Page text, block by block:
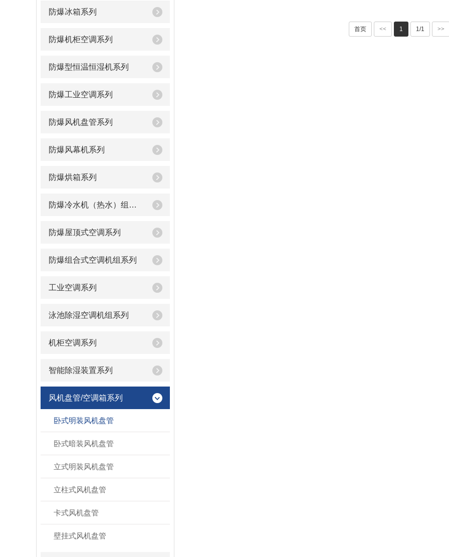
防爆冰箱系列
防爆机柜空调系列
防爆型恒温恒湿机系列
防爆工业空调系列
防爆风机盘管系列
防爆风幕机系列
防爆烘箱系列
防爆冷水机（热水）组系列
防爆屋顶式空调系列
防爆组合式空调机组系列
工业空调系列
泳池除湿空调机组系列
机柜空调系列
智能除湿装置系列
风机盘管/空调箱系列
卧式明装风机盘管
卧式暗装风机盘管
立式明装风机盘管
立柱式风机盘管
卡式风机盘管
壁挂式风机盘管
首页 << 1 1/1 >>